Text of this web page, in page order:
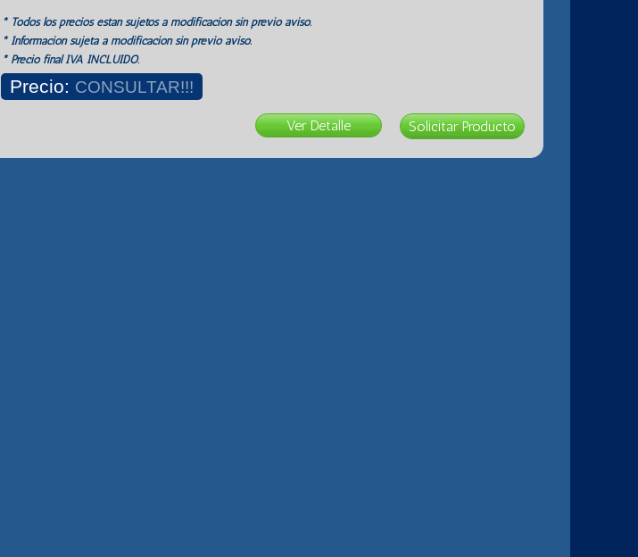
* Todos los precios estan sujetos a modificación sin previo aviso.
* Información sujeta a modificación sin previo aviso.
* Precio final IVA INCLUIDO.
Precio: CONSULTAR!!!
Ver Detalle